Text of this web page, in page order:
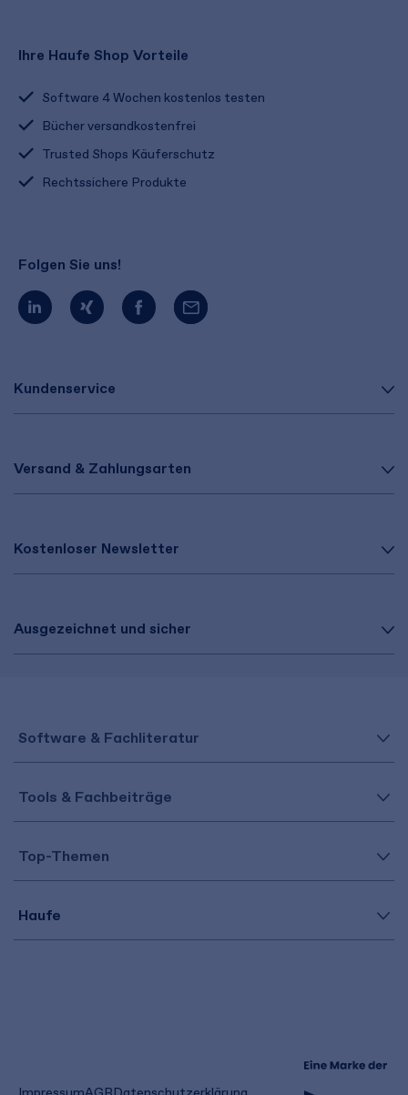
Kundenservice
Versand & Zahlungsarten
Kostenloser Newsletter
Ausgezeichnet und sicher
Ihre Haufe Shop Vorteile
Software 4 Wochen kostenlos testen
Bücher versandkostenfrei
Trusted Shops Käuferschutz
Rechtssichere Produkte
Folgen Sie uns!
Software & Fachliteratur
Tools & Fachbeiträge
Top-Themen
Haufe
(öffnet